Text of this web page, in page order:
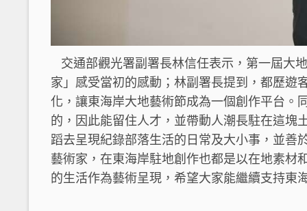
交通部觀光署副署長林信任表示，第一屆大
家」感受當初的感動；林副署長提到，都歷遊
化，讓東海岸大地藝術節成為一個創作平台。
的，因此能留住人才，並帶動人潮長駐在這塊
蹈去呈現紀錄部落生活的日常及大小事，並善
藝術家，在東海岸駐地創作也都是以在地素材
的生活作為藝術呈現，希望大家能繼續支持東